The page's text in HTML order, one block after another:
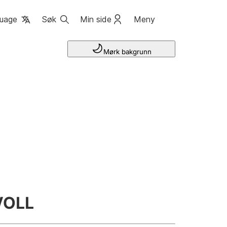
Søk Min side Meny
Mørk bakgrunn